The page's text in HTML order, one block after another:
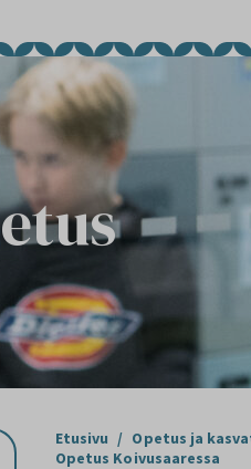
Etusivu / Opetus ja
Opetus Koivusaaressa